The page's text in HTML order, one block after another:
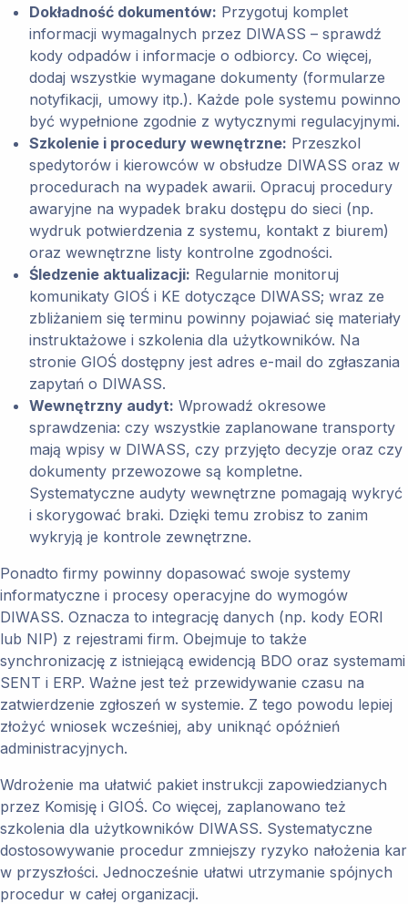
Dokładność dokumentów: Przygotuj komplet
informacji wymagalnych przez DIWASS – sprawdź
kody odpadów i informacje o odbiorcy. Co więcej,
dodaj wszystkie wymagane dokumenty (formularze
notyfikacji, umowy itp.). Każde pole systemu powinno
być wypełnione zgodnie z wytycznymi regulacyjnymi.
Szkolenie i procedury wewnętrzne: Przeszkol
spedytorów i kierowców w obsłudze DIWASS oraz w
procedurach na wypadek awarii. Opracuj procedury
awaryjne na wypadek braku dostępu do sieci (np.
wydruk potwierdzenia z systemu, kontakt z biurem)
oraz wewnętrzne listy kontrolne zgodności.
Śledzenie aktualizacji: Regularnie monitoruj
komunikaty GIOŚ i KE dotyczące DIWASS; wraz ze
zbliżaniem się terminu powinny pojawiać się materiały
instruktażowe i szkolenia dla użytkowników. Na
stronie GIOŚ dostępny jest adres e-mail do zgłaszania
zapytań o DIWASS.
Wewnętrzny audyt: Wprowadź okresowe
sprawdzenia: czy wszystkie zaplanowane transporty
mają wpisy w DIWASS, czy przyjęto decyzje oraz czy
dokumenty przewozowe są kompletne.
Systematyczne audyty wewnętrzne pomagają wykryć
i skorygować braki. Dzięki temu zrobisz to zanim
wykryją je kontrole zewnętrzne.
Ponadto firmy powinny dopasować swoje systemy
informatyczne i procesy operacyjne do wymogów
DIWASS. Oznacza to integrację danych (np. kody EORI
lub NIP) z rejestrami firm. Obejmuje to także
synchronizację z istniejącą ewidencją BDO oraz systemami
SENT i ERP. Ważne jest też przewidywanie czasu na
zatwierdzenie zgłoszeń w systemie. Z tego powodu lepiej
złożyć wniosek wcześniej, aby uniknąć opóźnień
administracyjnych.
Wdrożenie ma ułatwić pakiet instrukcji zapowiedzianych
przez Komisję i GIOŚ. Co więcej, zaplanowano też
szkolenia dla użytkowników DIWASS. Systematyczne
dostosowywanie procedur zmniejszy ryzyko nałożenia kar
w przyszłości. Jednocześnie ułatwi utrzymanie spójnych
procedur w całej organizacji.